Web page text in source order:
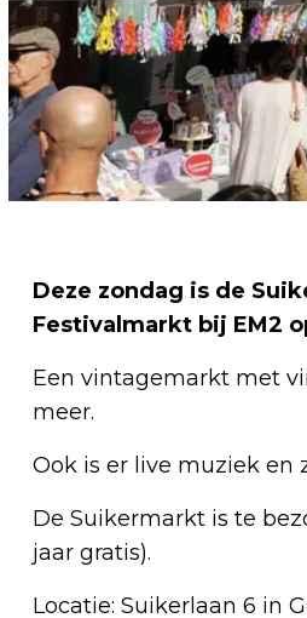
Deze zondag is de
Festivalmarkt bij EM2
Een vintagemarkt met
meer.
Ook is er live muziek en
De Suikermarkt is te
jaar gratis).
Locatie: Suikerlaan 6 in